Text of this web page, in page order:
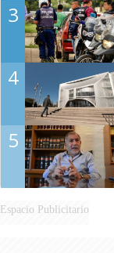
3
4
5
Espacio Publicitario